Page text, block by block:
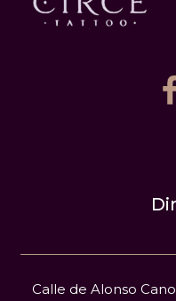
Calle de Alonso